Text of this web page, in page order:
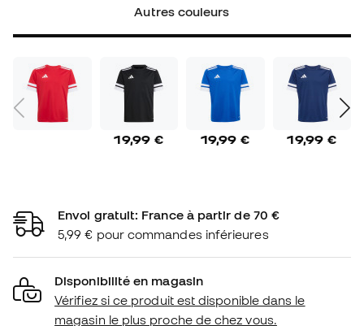
Autres couleurs
19,99 € 19,99 € 19,99 €
Envoi gratuit: France à partir de 70 €
5,99 € pour commandes inférieures
Disponibilité en magasin
Vérifiez si ce produit est disponible dans le
magasin le plus proche de chez vous.